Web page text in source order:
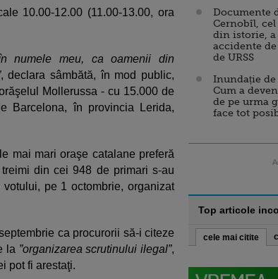
10.00-12.00 (11.00-13.00, ora
numele meu, ca oamenii din
, declara sâmbătă, în mod public,
Mollerussa - cu 15.000 de
Barcelona, în provincia Lerida,
mai mari oraşe catalane preferă
din cei 948 de primari s-au
pe 1 octombrie, organizat
ca procurorii să-i citeze
la ”organizarea scrutinului ilegal”,
pot fi arestaţi.
Documente
Cernobîl,
din istorie, a
accidente
de URSS
Inundație de
Cum a
de pe urma
face tot
Top articole
cele mai citite